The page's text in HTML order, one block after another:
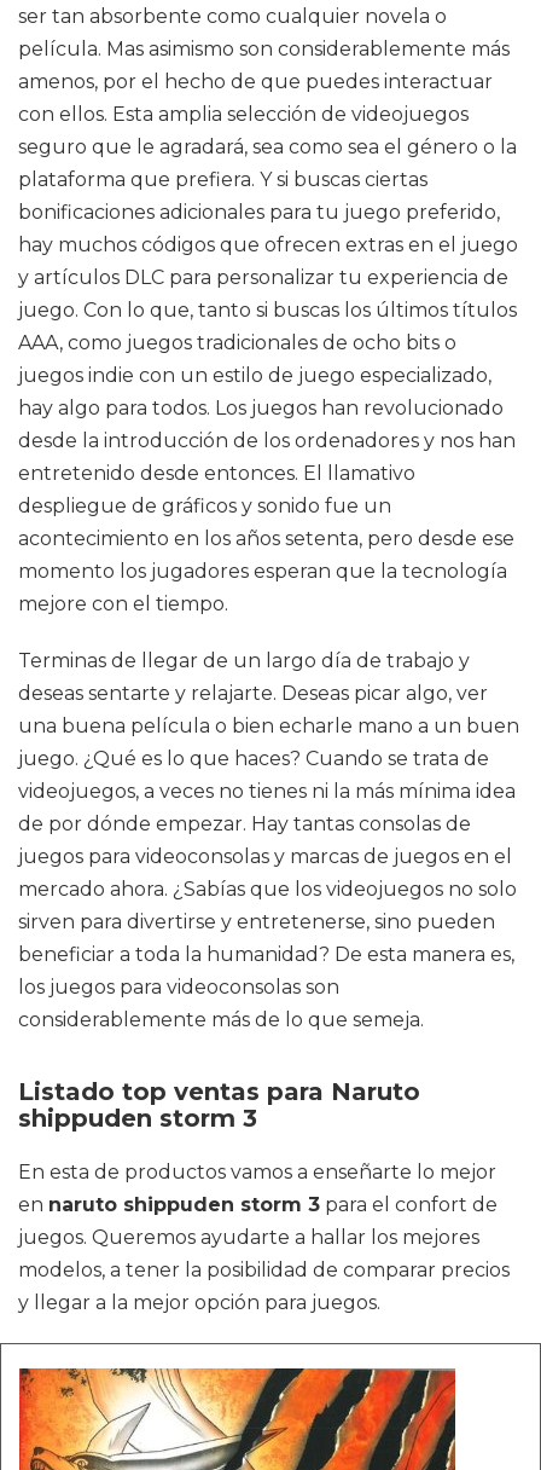
ser tan absorbente como cualquier novela o
película. Mas asimismo son considerablemente más
amenos, por el hecho de que puedes interactuar
con ellos. Esta amplia selección de videojuegos
seguro que le agradará, sea como sea el género o la
plataforma que prefiera. Y si buscas ciertas
bonificaciones adicionales para tu juego preferido,
hay muchos códigos que ofrecen extras en el juego
y artículos DLC para personalizar tu experiencia de
juego. Con lo que, tanto si buscas los últimos títulos
AAA, como juegos tradicionales de ocho bits o
juegos indie con un estilo de juego especializado,
hay algo para todos. Los juegos han revolucionado
desde la introducción de los ordenadores y nos han
entretenido desde entonces. El llamativo
despliegue de gráficos y sonido fue un
acontecimiento en los años setenta, pero desde ese
momento los jugadores esperan que la tecnología
mejore con el tiempo.
Terminas de llegar de un largo día de trabajo y
deseas sentarte y relajarte. Deseas picar algo, ver
una buena película o bien echarle mano a un buen
juego. ¿Qué es lo que haces? Cuando se trata de
videojuegos, a veces no tienes ni la más mínima idea
de por dónde empezar. Hay tantas consolas de
juegos para videoconsolas y marcas de juegos en el
mercado ahora. ¿Sabías que los videojuegos no solo
sirven para divertirse y entretenerse, sino pueden
beneficiar a toda la humanidad? De esta manera es,
los juegos para videoconsolas son
considerablemente más de lo que semeja.
Listado top ventas para Naruto
shippuden storm 3
En esta de productos vamos a enseñarte lo mejor
en naruto shippuden storm 3 para el confort de
juegos. Queremos ayudarte a hallar los mejores
modelos, a tener la posibilidad de comparar precios
y llegar a la mejor opción para juegos.